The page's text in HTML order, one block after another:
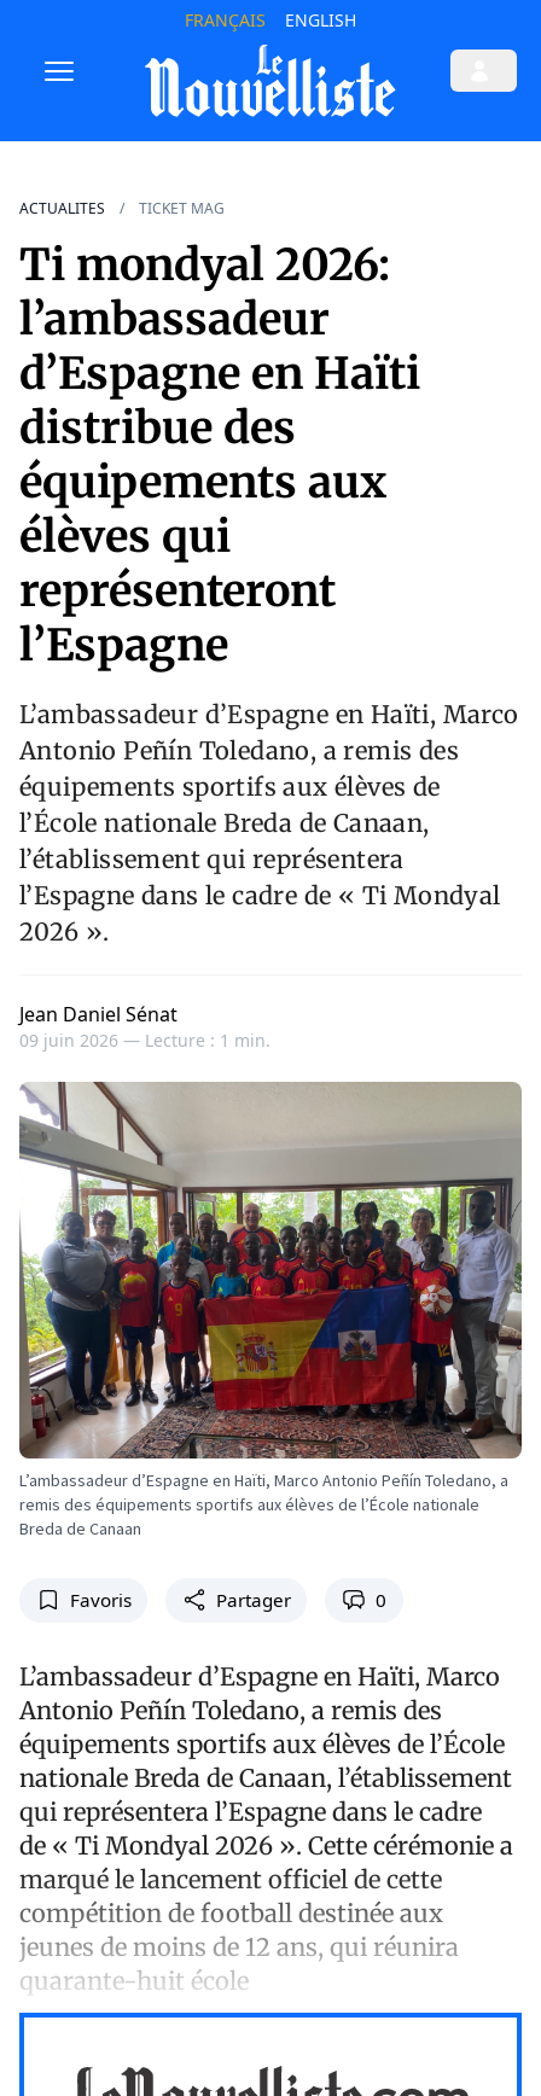
FRANÇAIS ENGLISH
ACTUALITES TICKET MAG
Ti mondyal 2026:
l’ambassadeur
d’Espagne en Haïti
distribue des
équipements aux
élèves qui
représenteront
l’Espagne
L’ambassadeur d’Espagne en Haïti, Marco
Antonio Peñín Toledano, a remis des
équipements sportifs aux élèves de
l’École nationale Breda de Canaan,
l’établissement qui représentera
l’Espagne dans le cadre de « Ti Mondyal
2026 ».
Jean Daniel Sénat
09 juin 2026 — Lecture : 1 min.
L’ambassadeur d’Espagne en Haïti, Marco Antonio Peñín Toledano, a
remis des équipements sportifs aux élèves de l’École nationale
Breda de Canaan
Favoris Partager 0
L’ambassadeur d’Espagne en Haïti, Marco
Antonio Peñín Toledano, a remis des
équipements sportifs aux élèves de l’École
nationale Breda de Canaan, l’établissement
qui représentera l’Espagne dans le cadre
de « Ti Mondyal 2026 ». Cette cérémonie a
marqué le lancement officiel de cette
compétition de football destinée aux
jeunes de moins de 12 ans, qui réunira
quarante-huit école